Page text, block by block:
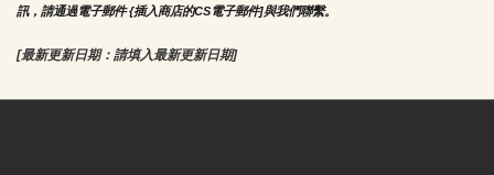
訊，請通過電子郵件 {插入商店的CS電子郵件]與我們聯繫。
[最新更新日期：請填入最新更新日期]